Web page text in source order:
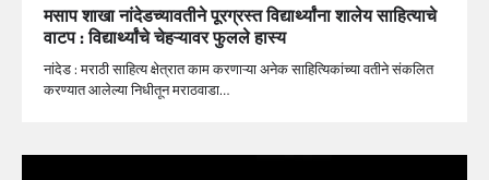
मसाप शाखा नांदेडच्यावतीने पूरग्रस्त विद्यार्थ्यांना शालेय साहित्याचे
वाटप : विद्यार्थ्यांचे चेहऱ्यावर फुलले हास्य
नांदेड : मराठी साहित्य क्षेत्रात काम करणाऱ्या अनेक साहित्यिकांच्या वतीने संकलित
करण्यात आलेल्या निधीतून मराठवाडा…